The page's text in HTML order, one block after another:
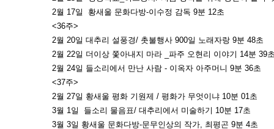
2월 17일 황새울 문화다방-이수정 감독 9분 12초
<36주>
2월 20일 대추리 설풍경/ 촛불행사 900일 노래자랑 9분 48초
2월 22일 더이상 쫓아내지 마라 _파주 오현리 이야기 14분 39
2월 24일 들소리에서 만난 사람 - 이옥자 아주머니 9분 36초
<37주>
2월 27일 황새울 평화 기원제 / 평화가 무엇이냐 10분 01초
3월 1일 들소리 물음표/ 대추리에서 미술하기 10분 17초
3월 3일 황새울 문화다방-문무인상의 작가, 최평곤 9분 4초